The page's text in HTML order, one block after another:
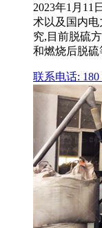
2023年1月11
术以及国内
究,目前脱硫
和燃烧后脱硫
联系电话: 180